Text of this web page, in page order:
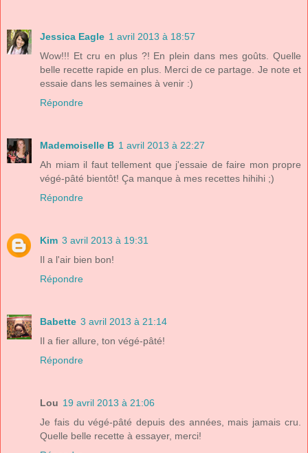
Jessica Eagle 1 avril 2013 à 18:57
Wow!!! Et cru en plus ?! En plein dans mes goûts. Quelle
belle recette rapide en plus. Merci de ce partage. Je note et
essaie dans les semaines à venir :)
Répondre
Mademoiselle B 1 avril 2013 à 22:27
Ah miam il faut tellement que j'essaie de faire mon propre
végé-pâté bientôt! Ça manque à mes recettes hihihi ;)
Répondre
Kim 3 avril 2013 à 19:31
Il a l'air bien bon!
Répondre
Babette 3 avril 2013 à 21:14
Il a fier allure, ton végé-pâté!
Répondre
Lou 19 avril 2013 à 21:06
Je fais du végé-pâté depuis des années, mais jamais cru.
Quelle belle recette à essayer, merci!